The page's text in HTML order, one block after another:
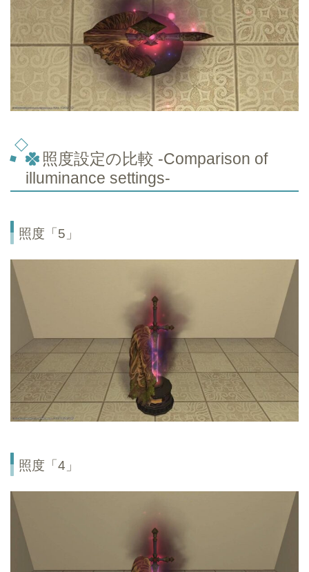
照度設定の比較 -Comparison of
illuminance settings-
照度「5」
照度「4」